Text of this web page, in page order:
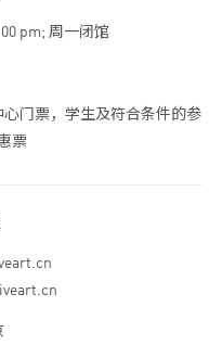
pm; 周一闭馆
门票，学生及符合条件的参
票